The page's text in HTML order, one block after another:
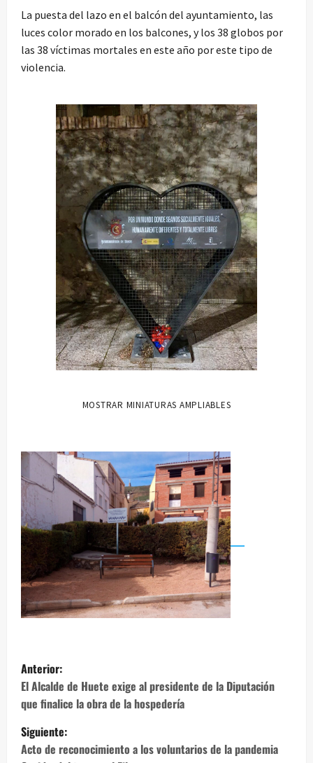
La puesta del lazo en el balcón del ayuntamiento, las
luces color morado en los balcones, y los 38 globos por
las 38 víctimas mortales en este año por este tipo de
violencia.
MOSTRAR MINIATURAS AMPLIABLES
N
a
v
e
Anterior:
El Alcalde de Huete exige al presidente de la Diputación
que finalice la obra de la hospedería
Siguiente:
Acto de reconocimiento a los voluntarios de la pandemia